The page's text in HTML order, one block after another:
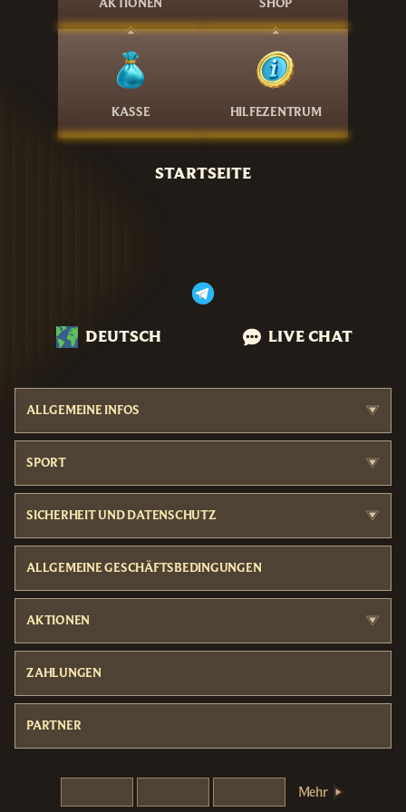
AKTIONEN SHOP
KASSE HILFEZENTRUM
STARTSEITE
DEUTSCH LIVE CHAT
ALLGEMEINE INFOS
SPORT
SICHERHEIT UND DATENSCHUTZ
ALLGEMEINE GESCHÄFTSBEDINGUNGEN
AKTIONEN
ZAHLUNGEN
PARTNER
Mehr